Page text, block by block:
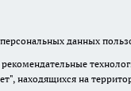
данных
находящихся на